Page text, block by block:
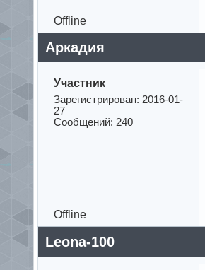
Offline
Аркадия
Участник
Зарегистрирован: 2016-01-
27
Сообщений: 240
Offline
Leona-100